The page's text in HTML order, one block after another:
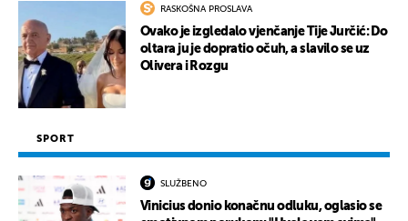
RASKOŠNA PROSLAVA
Ovako je izgledalo vjenčanje Tije Jurčić: Do
oltara ju je dopratio očuh, a slavilo se uz
Olivera i Rozgu
SPORT
SLUŽBENO
Vinicius donio konačnu odluku, oglasio se